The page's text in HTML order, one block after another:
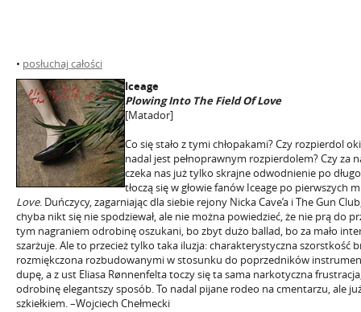
• posłuchaj całości
Iceage
Plowing Into The Field Of Love
[Matador]
Co się stało z tymi chłopakami? Czy rozpierdol
nadal jest pełnoprawnym rozpierdolem? Czy za
czeka nas już tylko skrajne odwodnienie po
tłoczą się w głowie fanów Iceage po pierwszych
Love. Duńczycy, zagarniając dla siebie rejony Nicka Cave’a i The Gun
chyba nikt się nie spodziewał, ale nie można powiedzieć, że nie prą do
tym nagraniem odrobinę oszukani, bo zbyt dużo ballad, bo za mało
szarżuje. Ale to przecież tylko taka iluzja: charakterystyczna szorstkość
rozmiękczona rozbudowanymi w stosunku do poprzedników
dupę, a z ust Eliasa Rønnenfelta toczy się ta sama narkotyczna
odrobinę elegantszy sposób. To nadal pijane rodeo na cmentarzu, ale
szkiełkiem. –Wojciech Chełmecki